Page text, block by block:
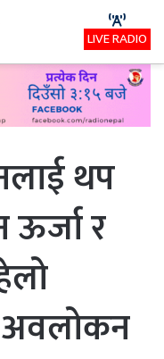
LIVE RADIO
थप
ऊर्जा र
अवलोकन